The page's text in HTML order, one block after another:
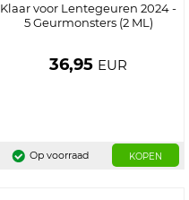
Klaar voor Lentegeuren 2024 -
5 Geurmonsters (2 ML)
36,95 EUR
Op voorraad KOPEN